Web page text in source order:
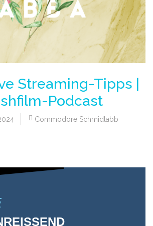
Streaming-Tipps |
Podcast
Commodore Schmidlabb